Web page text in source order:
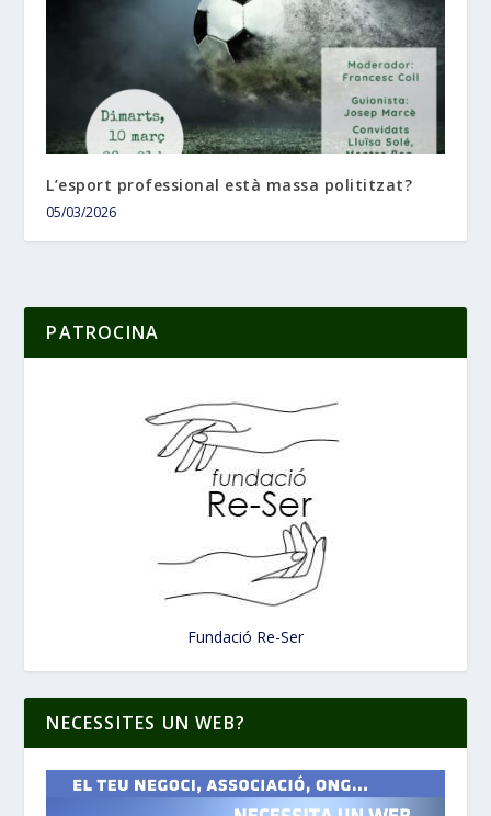
L’esport professional està massa polititzat?
05/03/2026
PATROCINA
Fundació Re-Ser
NECESSITES UN WEB?